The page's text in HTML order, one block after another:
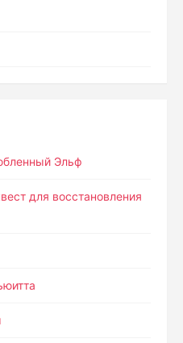
Эльф
для восстановления